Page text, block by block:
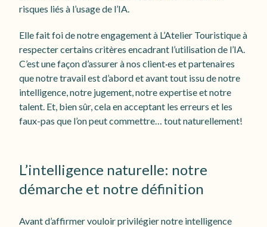
risques liés à l’usage de l’IA.
Elle fait foi de notre engagement à L’Atelier Touristique à
respecter certains critères encadrant l’utilisation de l’IA.
C’est une façon d’assurer à nos client·es et partenaires
que notre travail est d’abord et avant tout issu de notre
intelligence, notre jugement, notre expertise et notre
talent. Et, bien sûr, cela en acceptant les erreurs et les
faux-pas que l’on peut commettre… tout naturellement!
L’intelligence naturelle: notre
démarche et notre définition
Avant d’affirmer vouloir privilégier notre intelligence